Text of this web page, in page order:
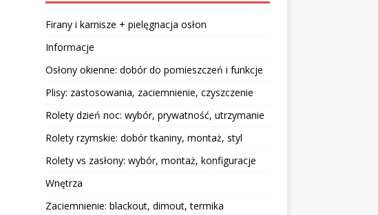
Firany i karnisze + pielęgnacja osłon
Informacje
Osłony okienne: dobór do pomieszczeń i funkcje
Plisy: zastosowania, zaciemnienie, czyszczenie
Rolety dzień noc: wybór, prywatność, utrzymanie
Rolety rzymskie: dobór tkaniny, montaż, styl
Rolety vs zasłony: wybór, montaż, konfiguracje
Wnętrza
Zaciemnienie: blackout, dimout, termika